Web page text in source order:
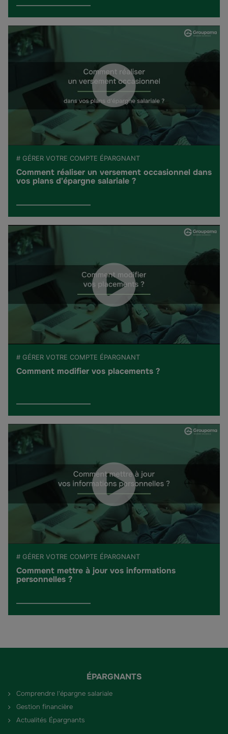
# GÉRER VOTRE COMPTE ÉPARGNANT
Comment réaliser un versement occasionnel dans
vos plans d'épargne salariale ?
# GÉRER VOTRE COMPTE ÉPARGNANT
Comment modifier vos placements ?
# GÉRER VOTRE COMPTE ÉPARGNANT
Comment mettre à jour vos informations
personnelles ?
ÉPARGNANTS
Comprendre l'épargne salariale
Gestion financière
Actualités Épargnants